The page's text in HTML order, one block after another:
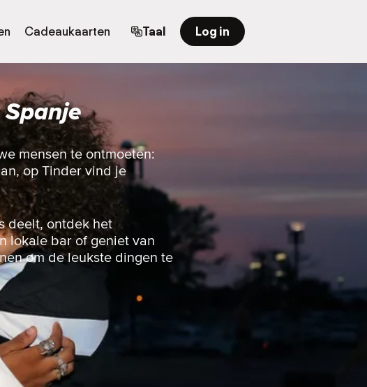
Cadeaukaarten Taal Log in
mensen te ontmoeten:
op Tinder vind je
deelt, ontdek het
lokale bar of geniet van
om de leukste dingen te